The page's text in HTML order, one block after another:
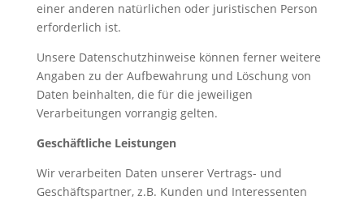
einer anderen natürlichen oder juristischen Person
erforderlich ist.
Unsere Datenschutzhinweise können ferner weitere
Angaben zu der Aufbewahrung und Löschung von
Daten beinhalten, die für die jeweiligen
Verarbeitungen vorrangig gelten.
Geschäftliche Leistungen
Wir verarbeiten Daten unserer Vertrags- und
Geschäftspartner, z.B. Kunden und Interessenten